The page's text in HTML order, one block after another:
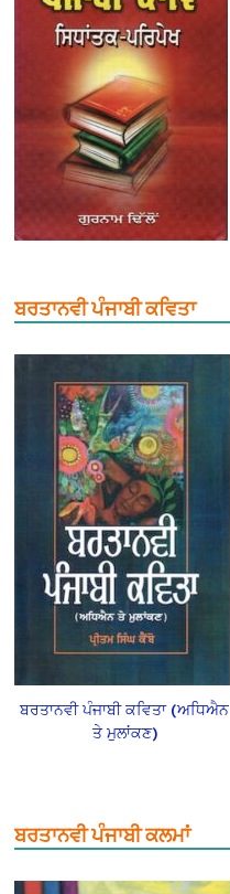
ਬਰਤਾਨਵੀ ਪੰਜਾਬੀ ਕਵਿਤਾ
ਬਰਤਾਨਵੀ ਪੰਜਾਬੀ ਕਵਿਤਾ (ਅਧਿਐਨ
ਤੇ ਮੁਲਾਂਕਣ)
ਬਰਤਾਨਵੀ ਪੰਜਾਬੀ ਕਲਮਾਂ